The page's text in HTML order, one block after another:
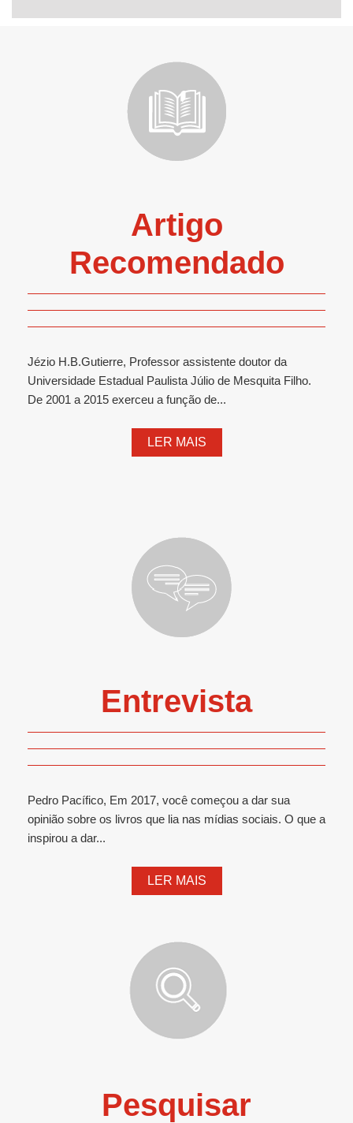
Artigo
Recomendado
Jézio H.B.Gutierre, Professor assistente doutor da
Universidade Estadual Paulista Júlio de Mesquita Filho.
De 2001 a 2015 exerceu a função de...
LER MAIS
Entrevista
Pedro Pacífico, Em 2017, você começou a dar sua
opinião sobre os livros que lia nas mídias sociais. O que a
inspirou a dar...
LER MAIS
Pesquisar